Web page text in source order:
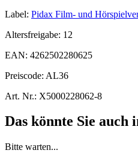
Label: Pidax Film- und
Altersfreigabe: 12
EAN: 4262502280625
Preiscode: AL36
Art. Nr.: X5000228062-8
Das könnte Sie auch
Bitte warten...